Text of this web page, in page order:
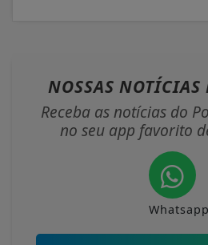
NOSSAS NOTÍCIAS
Receba as notícias do
no seu app favorito
Whatsapp